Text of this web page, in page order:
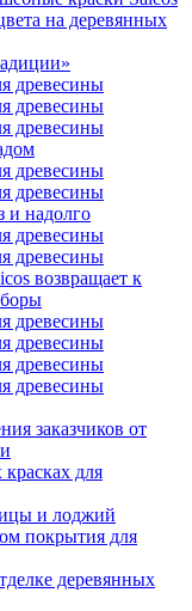
на деревянных
древесины
древесины
древесины
древесины
древесины
и надолго
древесины
древесины
возвращает к
древесины
древесины
древесины
древесины
заказчиков от
для
и лоджий
покрытия для
деревянных